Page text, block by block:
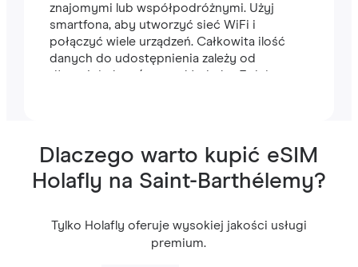
znajomymi lub współpodróżnymi. Użyj
smartfona, aby utworzyć sieć WiFi i
połączyć wiele urządzeń. Całkowita ilość
danych do udostępnienia zależy od
długości planu (na przykład plan 7-dniowy
Dlaczego warto kupić eSIM
Holafly na Saint-Barthélemy?
Tylko Holafly oferuje wysokiej jakości usługi
premium.